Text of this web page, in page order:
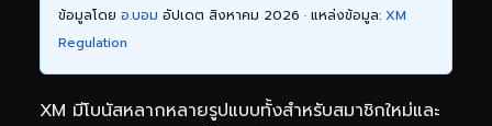
ข้อมูลโดย อ.บอม อัปเดต สิงหาคม 2026 · แหล่งข้อมูล: XM
Regulation
XM มีโบนัสหลากหลายรูปแบบทั้งสำหรับสมาชิกใหม่และ